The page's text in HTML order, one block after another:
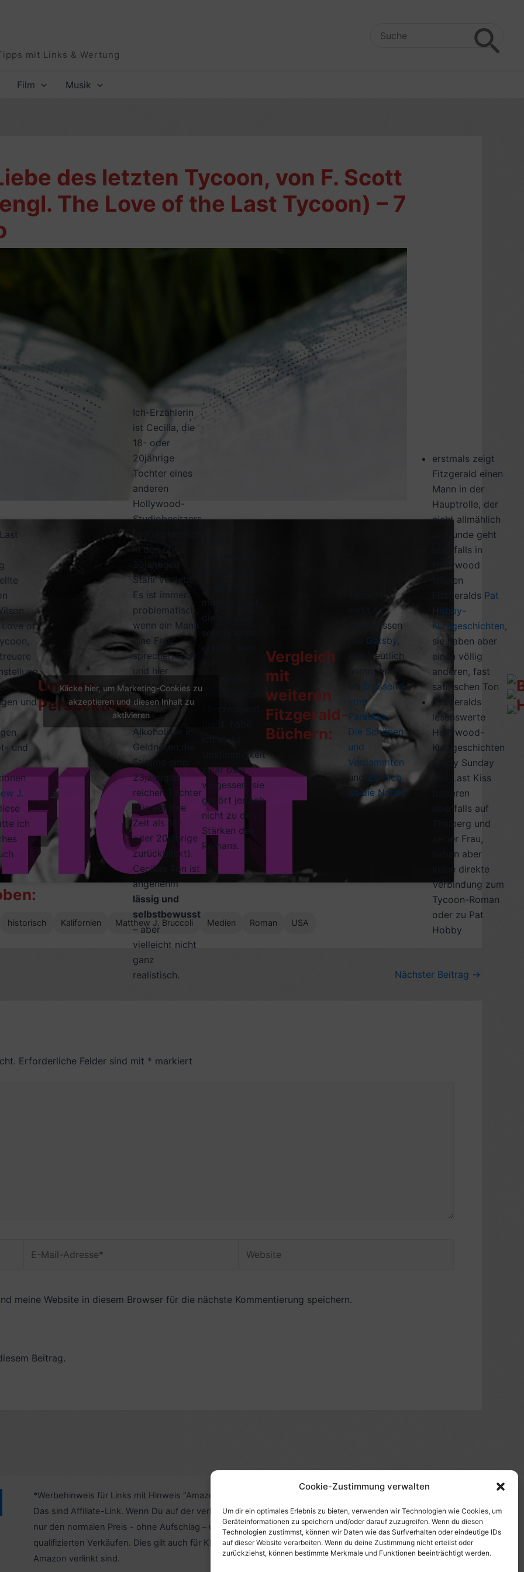
Cookie-Zustimmung verwalten
Um dir ein optimales Erlebnis zu bieten, verwenden wir Technologien wie Cookies, um
Geräteinformationen zu speichern und/oder darauf zuzugreifen. Wenn du diesen
Technologien zustimmst, können wir Daten wie das Surfverhalten oder eindeutige IDs
auf dieser Website verarbeiten. Wenn du deine Zustimmung nicht erteilst oder
zurückziehst, können bestimmte Merkmale und Funktionen beeinträchtigt werden.
mit Links & Wertung
Search
Film Musik
des letzten Tycoon, von F. Scott
The Love of the Last Tycoon) – 7
Love of
und
und
J.
ich
Unklare
Perspektive:
Ich-Erzählerin
ist Cecilia, die
18- oder
20jährige
Tochter eines
anderen
Hollywood-
Studiobesitzers
und unsterblich
in den etwa
Stahr verliebt.
Es ist immer
problematisch,
wenn ein Mann
eine Frau
sprechen lässt
und hier
reproduziert
ein 44jähriger,
kranker
Alkoholiker in
Geldnöten die
Stimme einer
23jährigen
reichen Tochter
(die auf ihre
Zeit als 18-
oder 20jährige
zurückblickt).
Cecilias Ton ist
angenehm
lässig und
selbstbewusst
– aber
vielleicht nicht
ganz
realistisch.
gleichwohl so
Unstimmigkeit
zwar bald
vergessen; sie
gehört jedoch
nicht zu den
Stärken des
Romans.
Vergleich
mit
weiteren
Fitzgerald-
Büchern:
wirkt so
geschlossen
Gatsby,
also deutlich
homogener
Diesseits
vom
Paradies,
Die Schönen
und
Verdammten
und Zärtlich
ist die Nacht
erstmals zeigt
Fitzgerald einen
Mann in der
Hauptrolle, der
nicht allmählich
zugrunde geht
ebenfalls in
Hollywood
spielen
Fitzgeralds Pat
Hobby-
Kurzgeschichten,
sie haben aber
einen völlig
anderen, fast
satirischen Ton
Fitzgeralds
lesenswerte
Hollywood-
Kurzgeschichten
Crazy Sunday
und Last Kiss
basieren
ebenfalls auf
Thalberg und
seiner Frau,
haben aber
keine direkte
Verbindung zum
Tycoon-Roman
oder zu Pat
Hobby
Klicke hier, um Marketing-Cookies zu
akzeptieren und diesen Inhalt zu
aktivieren
historisch Kalifornien Matthew J. Bruccoli Medien Roman USA
Nächster Beitrag →
Erforderliche Felder sind mit * markiert
Mail-
meine Website in diesem Browser für die nächste Kommentierung speichern.
Beitrag.
*Werbehinweis für Links mit Hinweis "Amazon-Werbelink(s)", "Amazon-Suche" und/oder mit Sternchen (*):
Das sind Affiliate-Link. Wenn Du auf der verlinkten Website etwas kaufst, erhalte ich eine Provision. Du zahlst
nur den normalen Preis - ohne Aufschlag – und unterstützt diese Seite. Als Amazon-Partner verdiene ich an
qualifizierten Verkäufen. Dies gilt auch für Klicks/Tipps auf Produktbilder, die mit einer Händler-Seite wie
Amazon verlinkt sind.